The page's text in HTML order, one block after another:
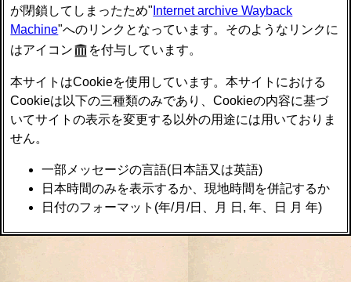
が閉鎖してしまったため" Internet archive Wayback
Machine"へのリンクとなっています。そのようなリンクに
はアイコン
を付与しています。
本サイトはCookieを使用しています。本サイトにおける
Cookieは以下の三種類のみであり、Cookieの内容に基づ
いてサイトの表示を変更する以外の用途には用いておりま
せん。
一部メッセージの言語(日本語又は英語)
日本時間のみを表示するか、現地時間を併記するか
日付のフォーマット(年/月/日、月 日, 年、日 月 年)